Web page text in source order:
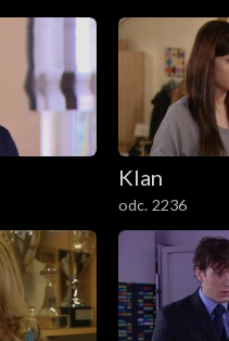
Klan
odc. 2236